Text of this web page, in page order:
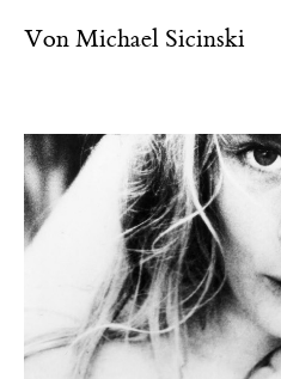
Von Michael Sicinski